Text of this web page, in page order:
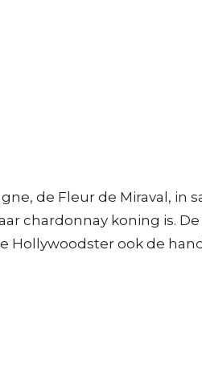
de Fleur de Miraval,
chardonnay koning is.
Hollywoodster ook de